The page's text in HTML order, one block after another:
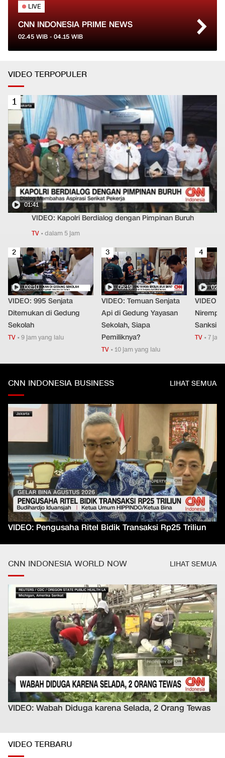
LIVE
CNN INDONESIA PRIME NEWS
02.45 WIB - 04.15 WIB
VIDEO TERPOPULER
1
01:41
VIDEO: Kapolri Berdialog dengan Pimpinan Buruh
TV•dalam 5 jam
2
03:10
VIDEO: 995 Senjata
Ditemukan di Gedung
Sekolah
TV •9 jam yang lalu
3
05:19
VIDEO: Temuan Senjata
Api di Gedung Yayasan
Sekolah, Siapa
Pemiliknya?
TV • 10 jam yang lalu
4
VIDEO:
Sanksi
TV •7 jam
CNN INDONESIA BUSINESS LIHAT SEMUA
VIDEO: Pengusaha Ritel Bidik Transaksi Rp25 Triliun
CNN INDONESIA WORLD NOW LIHAT SEMUA
VIDEO: Wabah Diduga karena Selada, 2 Orang Tewas
VIDEO TERBARU